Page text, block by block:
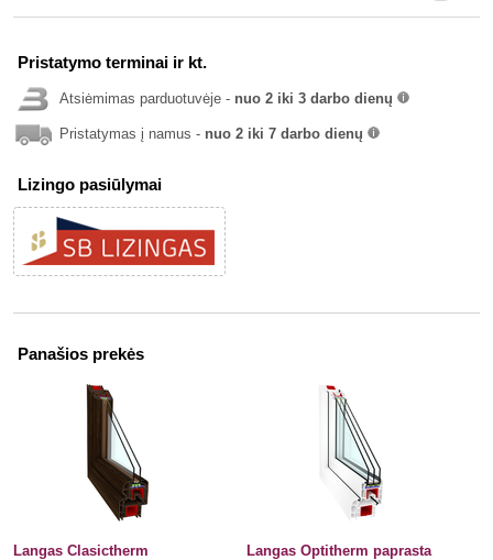
Pristatymo terminai ir kt.
Atsiėmimas parduotuvėje - nuo 2 iki 3 darbo dienų
Pristatymas į namus - nuo 2 iki 7 darbo dienų
Lizingo pasiūlymai
Panašios prekės
Langas Clasictherm
Langas Optitherm paprasta